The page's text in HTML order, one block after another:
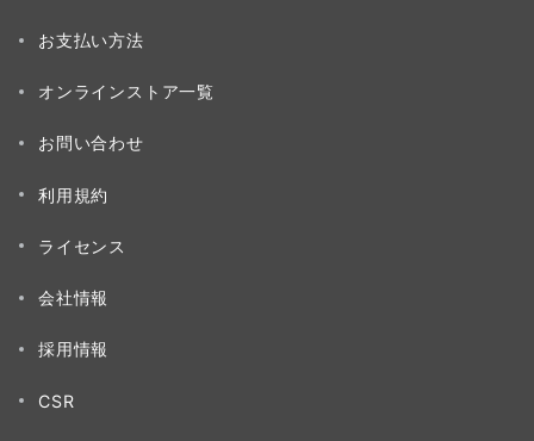
お支払い方法
オンラインストア一覧
お問い合わせ
利用規約
ライセンス
会社情報
採用情報
CSR